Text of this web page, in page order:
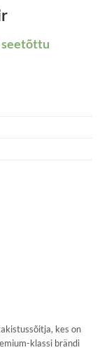
seetõttu
kes on
klassi brändi